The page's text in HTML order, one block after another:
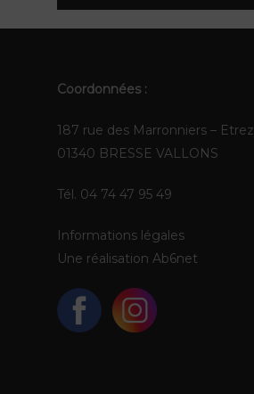
Coordonnées :
187 rue des Marronniers – Etrez
01340 BRESSE VALLONS
Tél. 04 74 47 95 49
Informations légales
Une réalisation Ab6net